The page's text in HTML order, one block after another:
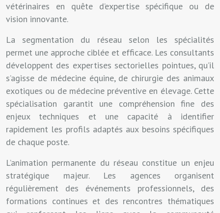
vétérinaires en quête d’expertise spécifique ou de
vision innovante.
La segmentation du réseau selon les spécialités
permet une approche ciblée et efficace. Les consultants
développent des expertises sectorielles pointues, qu’il
s’agisse de médecine équine, de chirurgie des animaux
exotiques ou de médecine préventive en élevage. Cette
spécialisation garantit une compréhension fine des
enjeux techniques et une capacité à identifier
rapidement les profils adaptés aux besoins spécifiques
de chaque poste.
L’animation permanente du réseau constitue un enjeu
stratégique majeur. Les agences organisent
régulièrement des événements professionnels, des
formations continues et des rencontres thématiques